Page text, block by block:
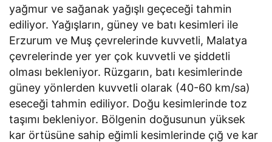
yağmur ve sağanak yağışlı geçeceği tahmin
ediliyor. Yağışların, güney ve batı kesimleri ile
Erzurum ve Muş çevrelerinde kuvvetli, Malatya
çevrelerinde yer yer çok kuvvetli ve şiddetli
olması bekleniyor. Rüzgarın, batı kesimlerinde
güney yönlerden kuvvetli olarak (40-60 km/sa)
eseceği tahmin ediliyor. Doğu kesimlerinde toz
taşımı bekleniyor. Bölgenin doğusunun yüksek
kar örtüsüne sahip eğimli kesimlerinde çığ ve kar